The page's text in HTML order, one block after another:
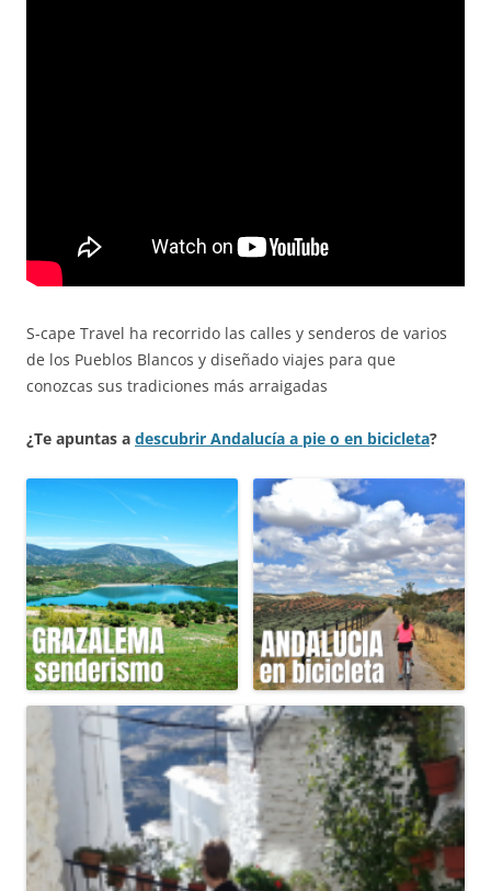
S-cape Travel ha recorrido las calles y senderos de varios
de los Pueblos Blancos y diseñado viajes para que
conozcas sus tradiciones más arraigadas
¿Te apuntas a descubrir Andalucía a pie o en bicicleta?